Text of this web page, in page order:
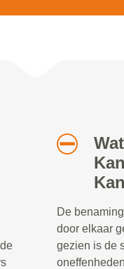
De
door elkaar
gezien is de